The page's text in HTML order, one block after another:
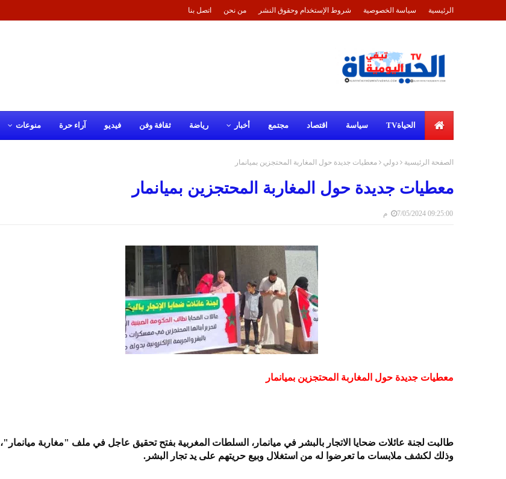
الرئيسية سياسة الخصوصية شروط الإستخدام وحقوق النشر من نحن اتصل بنا
الحياةTV سياسة اقتصاد مجتمع أخبار رياضة ثقافة وفن فيديو آراء حرة منوعات
الصفحة الرئيسية دولي معطيات جديدة حول المغاربة المحتجزين بميانمار
معطيات جديدة حول المغاربة المحتجزين بميانمار
7/05/2024 09:25:00 م
معطيات جديدة حول المغاربة المحتجزين بميانمار
طالبت لجنة عائلات ضحايا الاتجار بالبشر في ميانمار، السلطات المغربية بفتح تحقيق عاجل في ملف "مغاربة ميانمار"،
وذلك لكشف ملابسات ما تعرضوا له من استغلال وبيع حريتهم على يد تجار البشر.